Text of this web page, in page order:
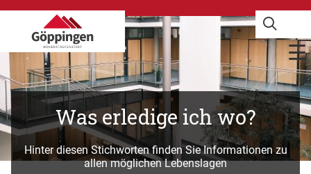
Was erledige ich wo?
Hinter diesen Stichworten finden Sie Informationen zu
allen möglichen Lebenslagen